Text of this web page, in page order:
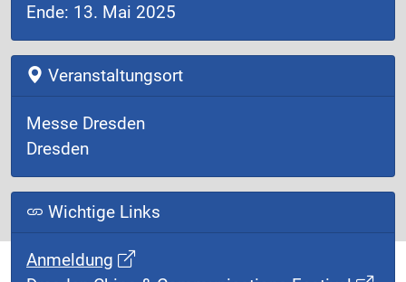
Ende: 13. Mai 2025
Veranstaltungsort
Messe Dresden
Dresden
Wichtige Links
Anmeldung